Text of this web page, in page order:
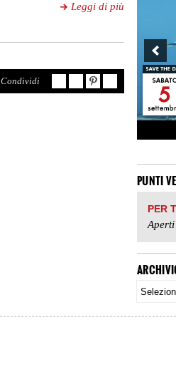
Leggi di più
Condividi
PUNTI
PER
Aperti